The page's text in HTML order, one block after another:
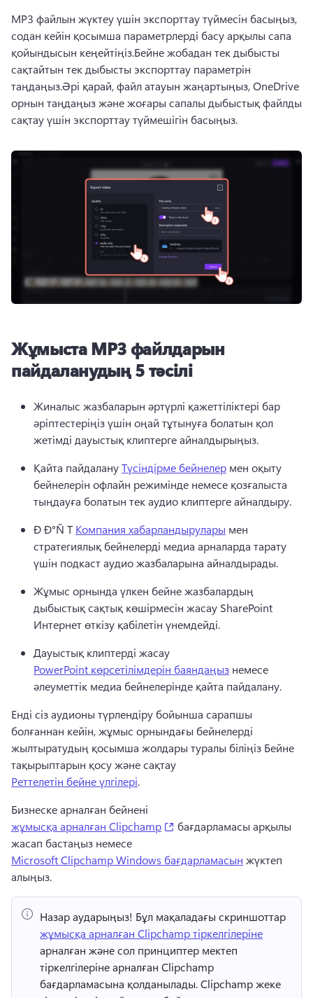
MP3 файлын жүктеу үшін экспорттау түймесін басыңыз,
содан кейін қосымша параметрлерді басу арқылы сапа
қойындысын кеңейтіңіз.Бейне жобадан тек дыбысты
сақтайтын тек дыбысты экспорттау параметрін
таңдаңыз.Әрі қарай, файл атауын жаңартыңыз, OneDrive
орнын таңдаңыз және жоғары сапалы дыбыстық файлды
сақтау үшін экспорттау түймешігін басыңыз.
Жұмыста MP3 файлдарын
пайдаланудың 5 тәсілі
Жиналыс жазбаларын әртүрлі қажеттіліктері бар
әріптестеріңіз үшін оңай тұтынуға болатын қол
жетімді дауыстық клиптерге айналдырыңыз.
Қайта пайдалану Түсіндірме бейнелер мен оқыту
бейнелерін офлайн режимінде немесе қозғалыста
тыңдауға болатын тек аудио клиптерге айналдыру.
Ð Ð°Ñ T Компания хабарландырулары мен
стратегиялық бейнелерді медиа арналарда тарату
үшін подкаст аудио жазбаларына айналдырады.
Жұмыс орнында үлкен бейне жазбалардың
дыбыстық сақтық көшірмесін жасау SharePoint
Интернет өткізу қабілетін үнемдейді.
Дауыстық клиптерді жасау
PowerPoint көрсетілімдерін баяндаңыз немесе
әлеуметтік медиа бейнелерінде қайта пайдалану.
Енді сіз аудионы түрлендіру бойынша сарапшы
болғаннан кейін, жұмыс орнындағы бейнелерді
жылтыратудың қосымша жолдары туралы біліңіз Бейне
тақырыптарын қосу және сақтау
Реттелетін бейне үлгілері.
Бизнеске арналған бейнені
жұмысқа арналған Clipchamp
(opens in a new tab)
бағдарламасы арқылы
жасап бастаңыз немесе
Microsoft Clipchamp Windows бағдарламасын жүктеп
алыңыз.
Назар аударыңыз!
жұмысқа арналған Clipchamp тіркелгілеріне
арналған және сол принциптер мектеп
тіркелгілеріне арналған Clipchamp
бағдарламасына қолданылады. Clipchamp жеке